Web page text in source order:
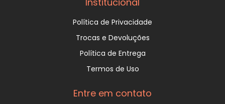
Política de Privacidade
Trocas e Devoluções
Política de Entrega
Termos de Uso
Entre em contato